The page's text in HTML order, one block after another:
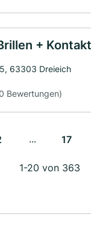
+
63303 Dreieich
Bewertungen)
... 17
1-20 von 363